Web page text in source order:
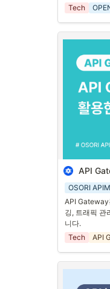
고 있습니다.
핀테크
이커머
Tech
1. API
앞서, “API 보
API 보안을
에 각각 보안
API Gateway
관리하며, 보
2. API
API
OSORI APIM
API Gateway
깅, 트래픽 관
니다.
Tech
API